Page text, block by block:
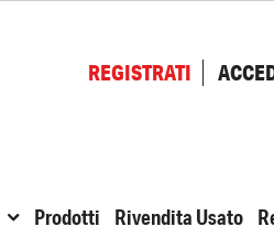
REGISTRATI
Prodotti Rivendita Usato